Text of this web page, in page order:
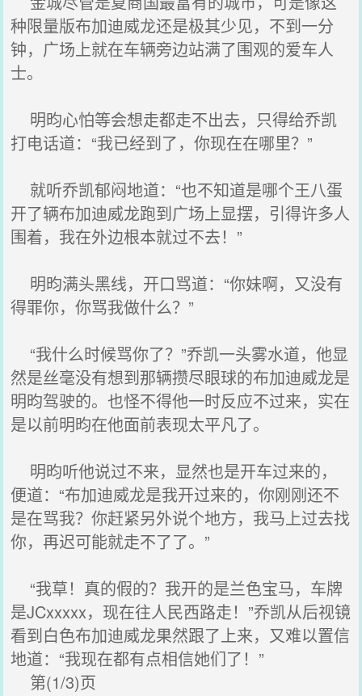
种限量版布加迪威龙还是极其少见，不到一分
钟，广场上就在车辆旁边站满了围观的爱车人
士。
明昀心怕等会想走都走不出去，只得给乔凯
打电话道：“我已经到了，你现在在哪里？”
就听乔凯郁闷地道：“也不知道是哪个王八蛋
开了辆布加迪威龙跑到广场上显摆，引得许多人
围着，我在外边根本就过不去！”
明昀满头黑线，开口骂道：“你妹啊，又没有
得罪你，你骂我做什么？”
“我什么时候骂你了？”乔凯一头雾水道，他显
然是丝毫没有想到那辆攒尽眼球的布加迪威龙是
明昀驾驶的。也怪不得他一时反应不过来，实在
是以前明昀在他面前表现太平凡了。
明昀听他说过不来，显然也是开车过来的，
便道：“布加迪威龙是我开过来的，你刚刚还不
是在骂我？你赶紧另外说个地方，我马上过去找
你，再迟可能就走不了了。”
“我草！真的假的？我开的是兰色宝马，车牌
是JCxxxxx，现在往人民西路走！”乔凯从后视镜
看到白色布加迪威龙果然跟了上来，又难以置信
地道：“我现在都有点相信她们了！”
第(1/3)页